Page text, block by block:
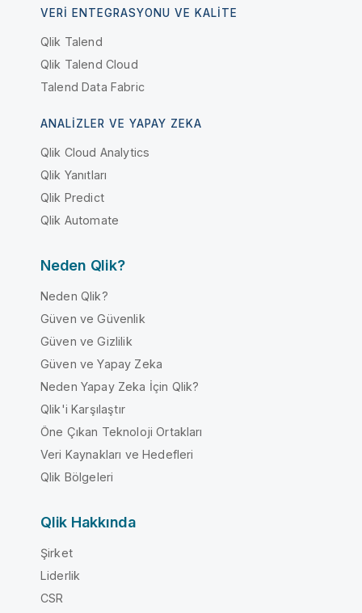
VERI ENTEGRASYONU VE KALITE
Qlik Talend
Qlik Talend Cloud
Talend Data Fabric
ANALIZLER VE YAPAY ZEKA
Qlik Cloud Analytics
Qlik Yanıtları
Qlik Predict
Qlik Automate
Neden Qlik?
Neden Qlik?
Güven ve Güvenlik
Güven ve Gizlilik
Güven ve Yapay Zeka
Neden Yapay Zeka İçin Qlik?
Qlik'i Karşılaştır
Öne Çıkan Teknoloji Ortakları
Veri Kaynakları ve Hedefleri
Qlik Bölgeleri
Qlik Hakkında
Şirket
Liderlik
CSR